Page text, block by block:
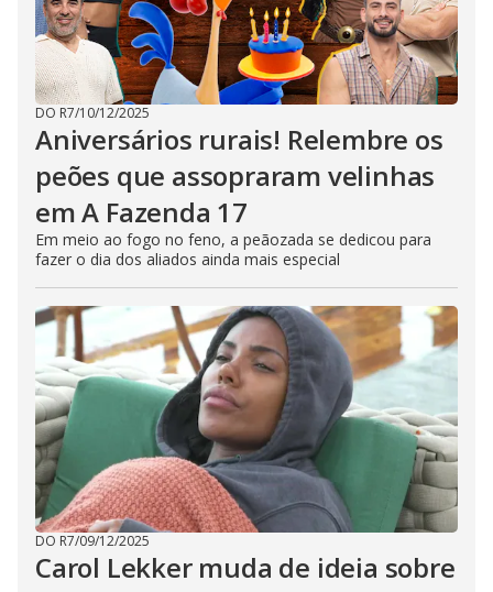
DO R7/10/12/2025
Aniversários rurais! Relembre os
peões que assopraram velinhas
em A Fazenda 17
Em meio ao fogo no feno, a peãozada se dedicou para
fazer o dia dos aliados ainda mais especial
DO R7/09/12/2025
Carol Lekker muda de ideia sobre